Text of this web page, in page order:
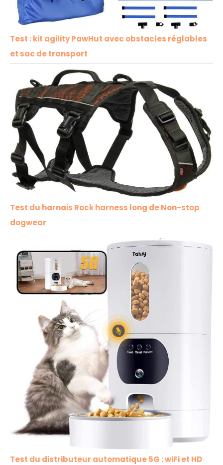
Test : kit agility PawHut avec obstacles réglables
et sac de transport
Test du harnais Rock harness long de Non-stop
dogwear
Test du distributeur automatique 5G : wiFi et HD